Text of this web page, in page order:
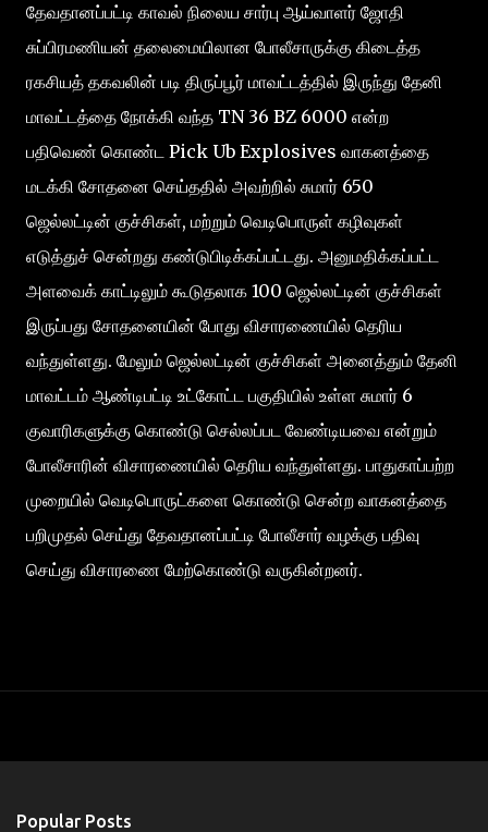
தேவதானப்பட்டி காவல் நிலைய சார்பு ஆய்வாளர் ஜோதி
சுப்பிரமணியன் தலைமையிலான போலீசாருக்கு கிடைத்த
ரகசியத் தகவலின் படி திருப்பூர் மாவட்டத்தில் இருந்து தேனி
மாவட்டத்தை நோக்கி வந்த TN 36 BZ 6000 என்ற
பதிவெண் கொண்ட Pick Ub Explosives வாகனத்தை
மடக்கி சோதனை செய்ததில் அவற்றில் சுமார் 650
ஜெல்லட்டின் குச்சிகள், மற்றும் வெடிபொருள் கழிவுகள்
எடுத்துச் சென்றது கண்டுபிடிக்கப்பட்டது. அனுமதிக்கப்பட்ட
அளவைக் காட்டிலும் கூடுதலாக 100 ஜெல்லட்டின் குச்சிகள்
இருப்பது சோதனையின் போது விசாரணையில் தெரிய
வந்துள்ளது. மேலும் ஜெல்லட்டின் குச்சிகள் அனைத்தும் தேனி
மாவட்டம் ஆண்டிபட்டி உட்கோட்ட பகுதியில் உள்ள சுமார் 6
குவாரிகளுக்கு கொண்டு செல்லப்பட வேண்டியவை என்றும்
போலீசாரின் விசாரணையில் தெரிய வந்துள்ளது. பாதுகாப்பற்ற
முறையில் வெடிபொருட்களை கொண்டு சென்ற வாகனத்தை
பறிமுதல் செய்து தேவதானப்பட்டி போலீசார் வழக்கு பதிவு
செய்து விசாரணை மேற்கொண்டு வருகின்றனர்.
Popular Posts